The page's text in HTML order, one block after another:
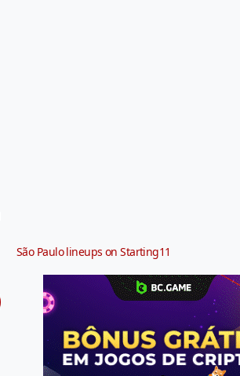
São Paulo lineups on Starting11